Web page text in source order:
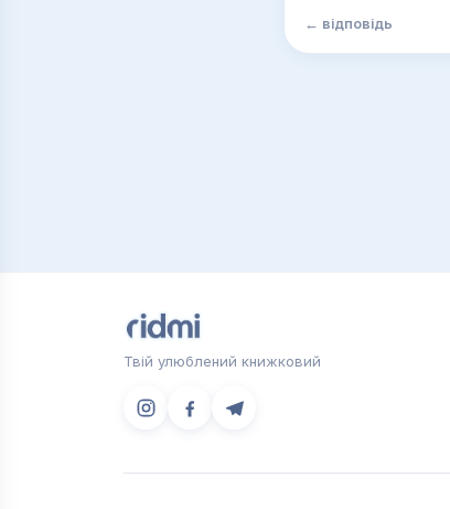
← відповідь
Твій улюблений книжковий